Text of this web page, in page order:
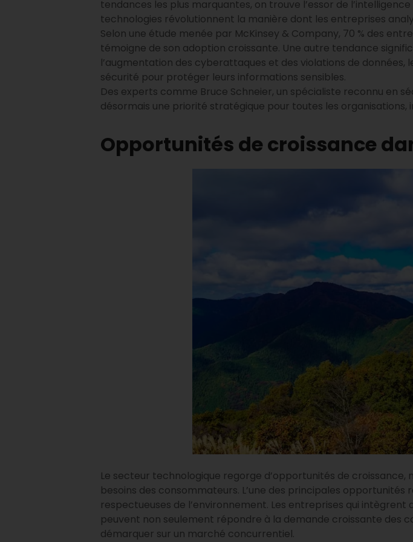
tendances les plus marquantes, on trouve l’essor de l’intelligence
technologies révolutionnent la manière dont les entreprises
Selon une étude menée par McKinsey & Company, 70 % des
témoigne de son adoption croissante. Une autre tendance
l’augmentation des cyberattaques et des violations de
sécurité pour protéger leurs informations sensibles.
Des experts comme Bruce Schneier, un spécialiste reconnu en
désormais une priorité stratégique pour toutes les
Opportunités de croissance
Le secteur technologique regorge d’opportunités de
besoins des consommateurs. L’une des principales
respectueuses de l’environnement. Les entreprises qui
peuvent non seulement répondre à la demande croissante des
démarquer sur un marché concurrentiel.